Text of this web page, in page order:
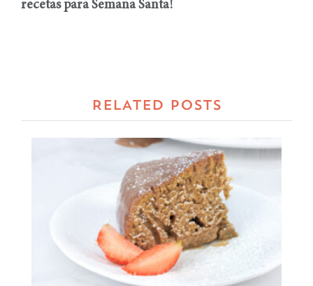
recetas para Semana Santa!
RELATED POSTS